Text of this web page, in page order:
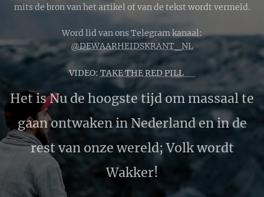
mits de bron van het artikel of van de tekst wordt vermeld.
Word lid van ons Telegram kanaal:
@DEWAARHEIDSKRANT_NL
VIDEO: TAKE THE RED PILL 🔴
Het is Nu de hoogste tijd om massaal te
gaan ontwaken in Nederland en in de
rest van onze wereld; Volk wordt
Wakker!